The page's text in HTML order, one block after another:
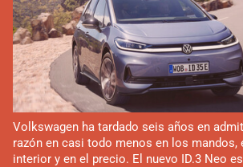
Volkswagen ha tardado seis años en
razón en casi todo menos en los mandos,
interior y en el precio. El nuevo ID.3 Neo